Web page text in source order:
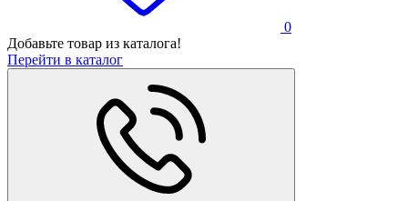
0
Добавьте товар из каталога!
Перейти в каталог